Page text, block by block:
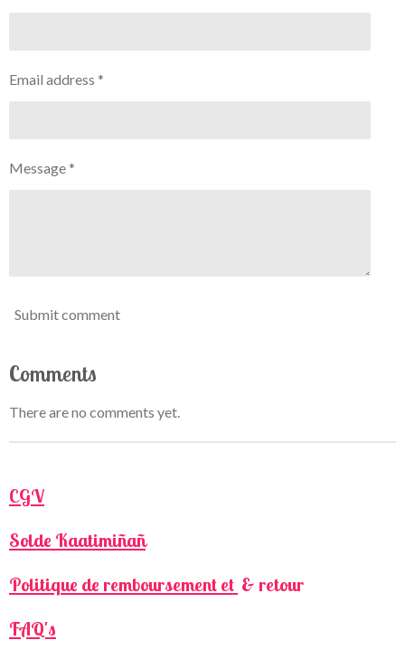
Email address *
Message *
Submit comment
Comments
There are no comments yet.
CGV
Solde Kaatimiñañ
Politique de remboursement et & retour
FAQ's